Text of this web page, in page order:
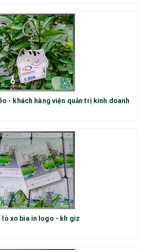
- khách hàng viện quản trị kinh doanh
lò xo bìa in logo - kh giz